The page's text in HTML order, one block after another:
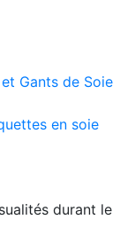
Gants de Soie
en soie
durant le